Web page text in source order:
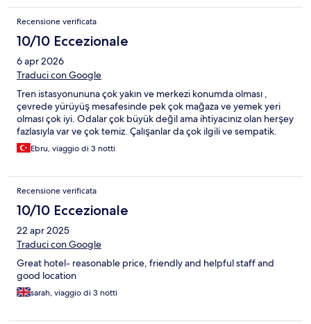
Recensione verificata
10/10 Eccezionale
6 apr 2026
Traduci con Google
Tren istasyonununa çok yakın ve merkezi konumda olması ,
çevrede yürüyüş mesafesinde pek çok mağaza ve yemek yeri
olması çok iyi. Odalar çok büyük değil ama ihtiyacınız olan herşey
fazlasıyla var ve çok temiz. Çalışanlar da çok ilgili ve sempatik.
Ebru, viaggio di 3 notti
Recensione verificata
10/10 Eccezionale
22 apr 2025
Traduci con Google
Great hotel- reasonable price, friendly and helpful staff and
good location
sarah, viaggio di 3 notti